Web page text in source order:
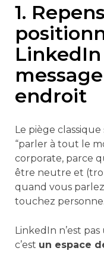
1.
endroit
Le piège
“parler à tout le
corporate, parce
être neutre et
quand vous
touchez personne.
LinkedIn n’est
c’est un espace